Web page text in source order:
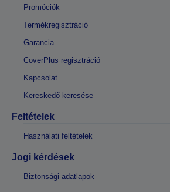
Promóciók
Termékregisztráció
Garancia
CoverPlus regisztráció
Kapcsolat
Kereskedő keresése
Feltételek
Használati feltételek
Jogi kérdések
Biztonsági adatlapok